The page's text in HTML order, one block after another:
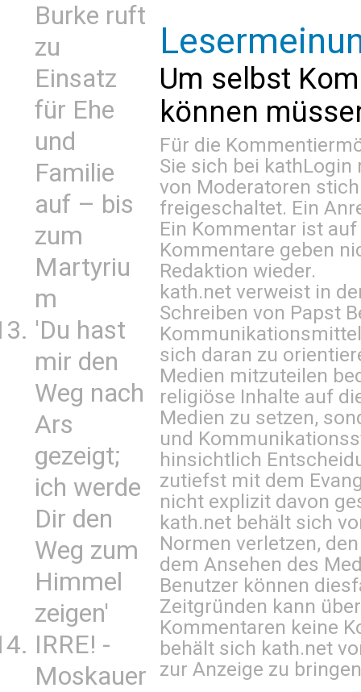
Burke ruft
zu
Einsatz
für Ehe
und
Familie
auf – bis
zum
Martyriu
m
'Du hast
mir den
Weg nach
Ars
gezeigt;
ich werde
Dir den
Weg zum
Himmel
zeigen'
IRRE! -
Moskauer
Um selbst
können
Für die
Sie sich bei kathLogin
von Moderatoren
freigeschaltet. Ein
Ein Kommentar ist
Kommentare geben
Redaktion wieder.
kath.net verweist in
Schreiben von Papst
sich daran zu
Medien mitzuteilen
religiöse Inhalte auf
Medien zu setzen,
und
hinsichtlich
zutiefst mit dem
nicht explizit davon
kath.net behält sich
Normen verletzen,
dem Ansehen des
Benutzer können
Zeitgründen kann
Kommentaren keine
behält sich kath.net
zur Anzeige zu